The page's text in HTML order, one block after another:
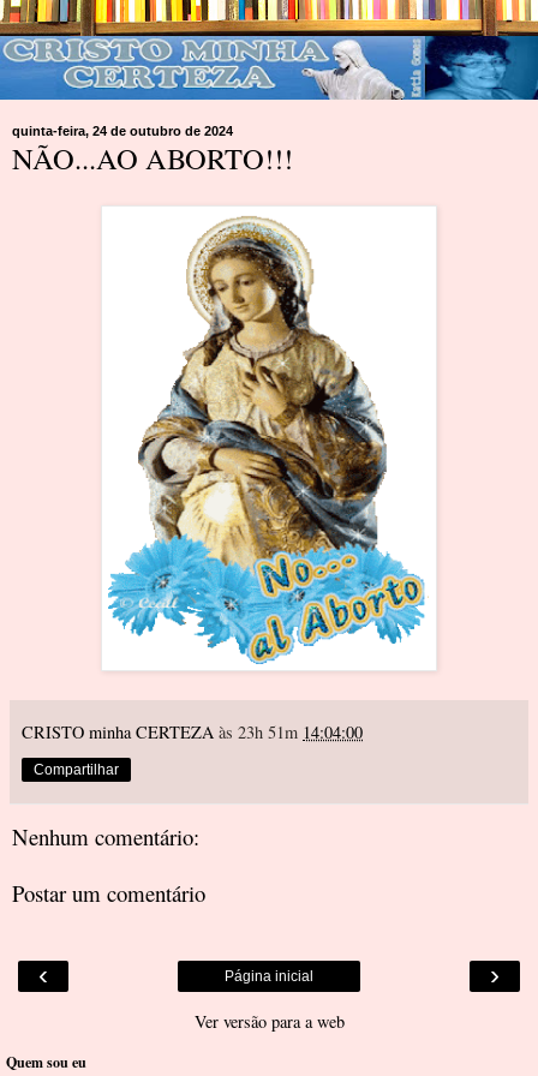
quinta-feira, 24 de outubro de 2024
NÃO...AO ABORTO!!!
CRISTO minha CERTEZA às 23h 51m 14:04:00
Compartilhar
Nenhum comentário:
Postar um comentário
‹ ›
Página inicial
Ver versão para a web
Quem sou eu